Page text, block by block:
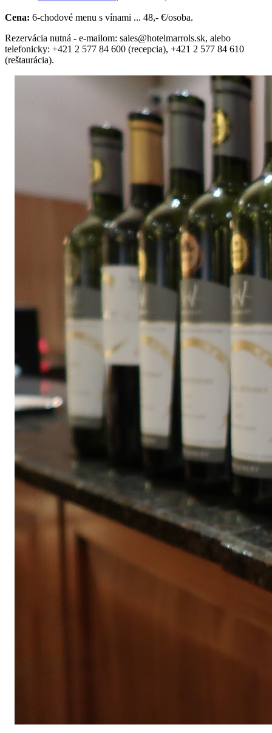
Cena: 6-chodové menu s vínami ... 48,- €/osoba.
Rezervácia nutná - e-mailom: sales@hotelmarrols.sk, alebo
telefonicky: +421 2 577 84 600 (recepcia), +421 2 577 84 610
(reštaurácia).